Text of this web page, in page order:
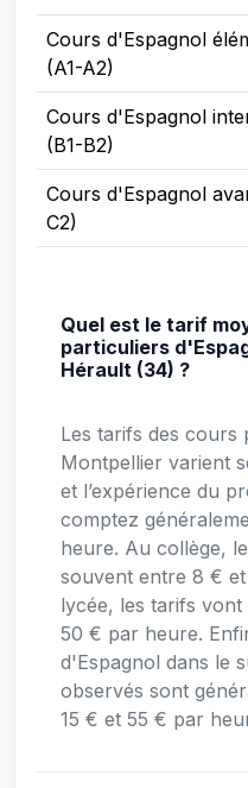
Cours d'Espagnol
(A1-A2)
Cours d'Espagnol
(B1-B2)
Cours d'Espagnol
C2)
Quel est le tarif
particuliers
Hérault (34) ?
Les tarifs des cours
Montpellier varient
et l’expérience du
comptez
heure. Au collège,
souvent entre 8 €
lycée, les tarifs vont
50 € par heure.
d'Espagnol dans le
observés sont
15 € et 55 € par